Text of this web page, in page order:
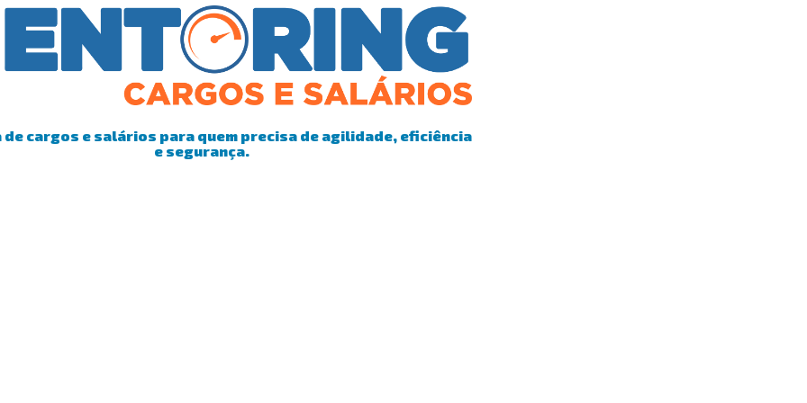
de cargos e salários para quem precisa de agilidade, eficiência
e segurança.